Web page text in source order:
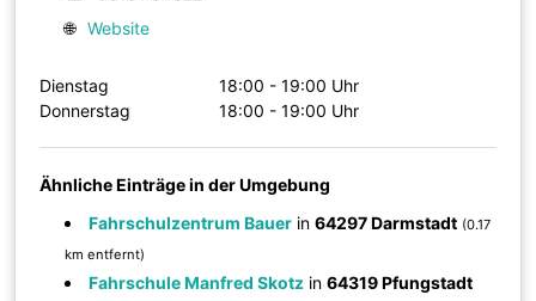
🌐 Website
Dienstag
18:00 - 19:00 Uhr
Donnerstag
18:00 - 19:00 Uhr
Ähnliche Einträge in der Umgebung
Fahrschulzentrum Bauer in64297 Darmstadt (0.17
km entfernt)
Fahrschule Manfred Skotz in64319 Pfungstadt